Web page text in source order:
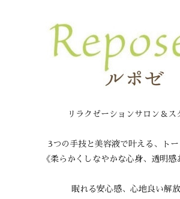
リラクゼーションサロン＆ス
3つの手技と美容液で叶える、トー
《柔らかくしなやかな心身、透明感
眠れる安心感、心地良い解放